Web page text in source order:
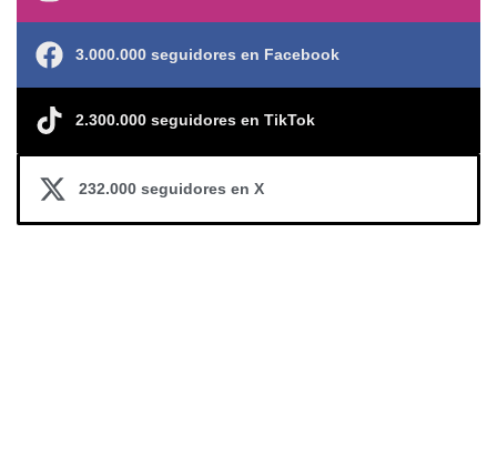
3.000.000 seguidores en Facebook
2.300.000 seguidores en TikTok
232.000 seguidores en X